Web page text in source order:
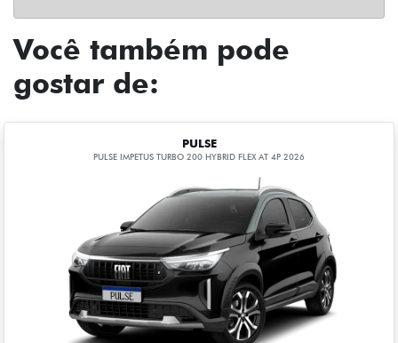
Você também pode
gostar de:
PULSE
PULSE IMPETUS TURBO 200 HYBRID FLEX AT 4P 2026